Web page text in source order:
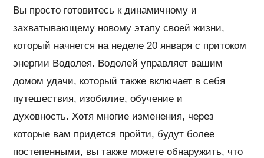
Вы просто готовитесь к динамичному и
захватывающему новому этапу своей жизни,
который начнется на неделе 20 января с притоком
энергии Водолея. Водолей управляет вашим
домом удачи, который также включает в себя
путешествия, изобилие, обучение и
духовность. Хотя многие изменения, через
которые вам придется пройти, будут более
постепенными, вы также можете обнаружить, что